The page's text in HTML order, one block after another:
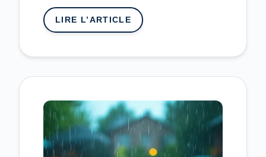
LIRE L’ARTICLE
:
MUR
EN
PIERRE
CONTRE
LES
INTEMPÉRIES